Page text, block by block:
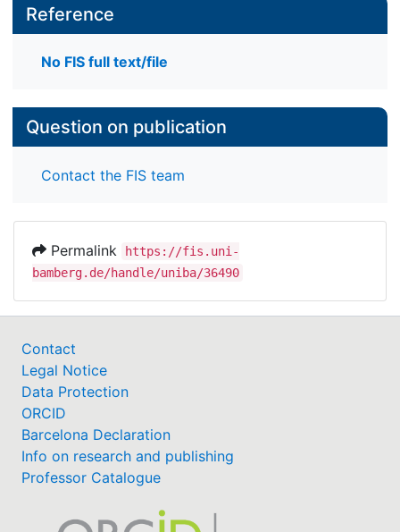
Reference
No FIS full text/file
Question on publication
Contact the FIS team
Permalink
https://fis.uni-
bamberg.de/handle/uniba/36490
Contact
Legal Notice
Data Protection
ORCID
Barcelona Declaration
Info on research and publishing
Professor Catalogue